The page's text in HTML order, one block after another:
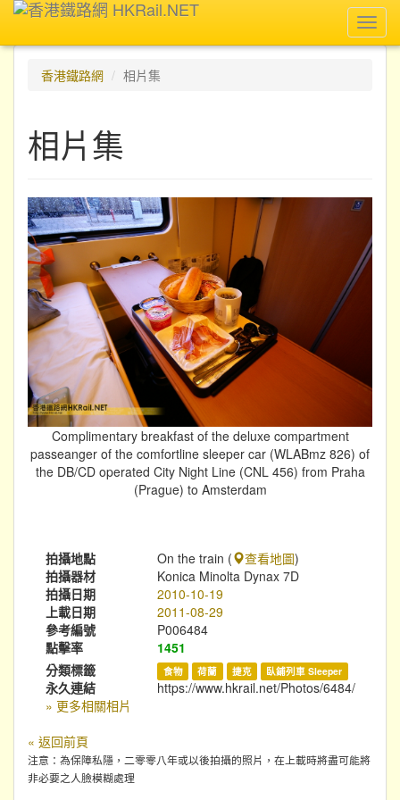
香港鐵路網
相片集
相片集
Complimentary breakfast of the deluxe compartment
passeanger of the comfortline sleeper car (WLABmz 826) of
the DB/CD operated City Night Line (CNL 456) from Praha
(Prague) to Amsterdam
拍攝地點 On the train ( 查看地圖)
拍攝器材
Konica Minolta Dynax 7D
拍攝日期
2010-10-19
上載日期
2011-08-29
參考編號
P006484
點擊率
1451
分類標籤
食物 荷蘭 捷克 臥鋪列車 Sleeper
永久連結
https://www.hkrail.net/Photos/6484/
» 更多相關相片
« 返回前頁
注意：為保障私隱，二零零八年或以後拍攝的照片，在上載時將盡可能將
非必要之人臉模糊處理